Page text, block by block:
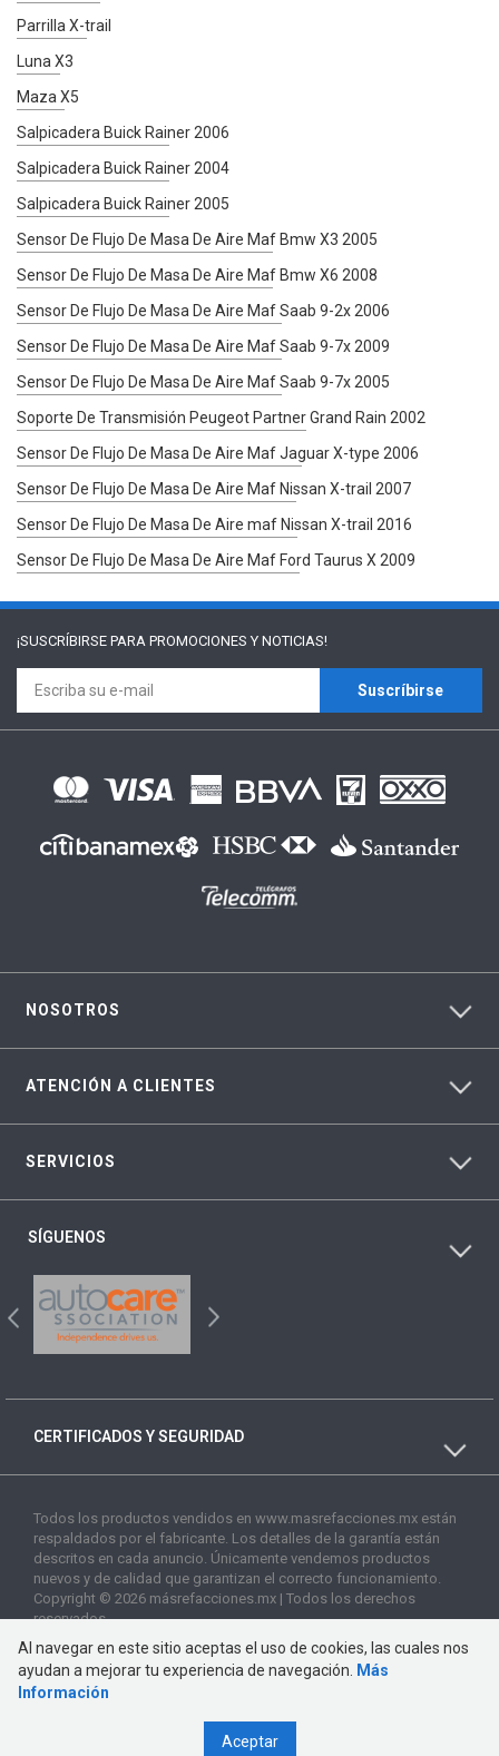
Parrilla X-trail
Luna X3
Maza X5
Salpicadera Buick Rainer 2006
Salpicadera Buick Rainer 2004
Salpicadera Buick Rainer 2005
Sensor De Flujo De Masa De Aire Maf Bmw X3 2005
Sensor De Flujo De Masa De Aire Maf Bmw X6 2008
Sensor De Flujo De Masa De Aire Maf Saab 9-2x 2006
Sensor De Flujo De Masa De Aire Maf Saab 9-7x 2009
Sensor De Flujo De Masa De Aire Maf Saab 9-7x 2005
Soporte De Transmisión Peugeot Partner Grand Rain 2002
Sensor De Flujo De Masa De Aire Maf Jaguar X-type 2006
Sensor De Flujo De Masa De Aire Maf Nissan X-trail 2007
Sensor De Flujo De Masa De Aire maf Nissan X-trail 2016
Sensor De Flujo De Masa De Aire Maf Ford Taurus X 2009
¡SUSCRÍBIRSE PARA PROMOCIONES Y NOTICIAS!
Suscríbirse
NOSOTROS
ATENCIÓN A CLIENTES
SERVICIOS
SÍGUENOS
CERTIFICADOS Y SEGURIDAD
Todos los productos vendidos en www.masrefacciones.mx están
respaldados por el fabricante. Los detalles de la garantía están
descritos en cada anuncio. Únicamente vendemos productos
nuevos y de calidad que garantizan el correcto funcionamiento.
Copyright © 2026 másrefacciones.mx | Todos los derechos
reservados
Al navegar en este sitio aceptas el uso de cookies, las cuales nos
ayudan a mejorar tu experiencia de navegación.
Más
Información
Aceptar